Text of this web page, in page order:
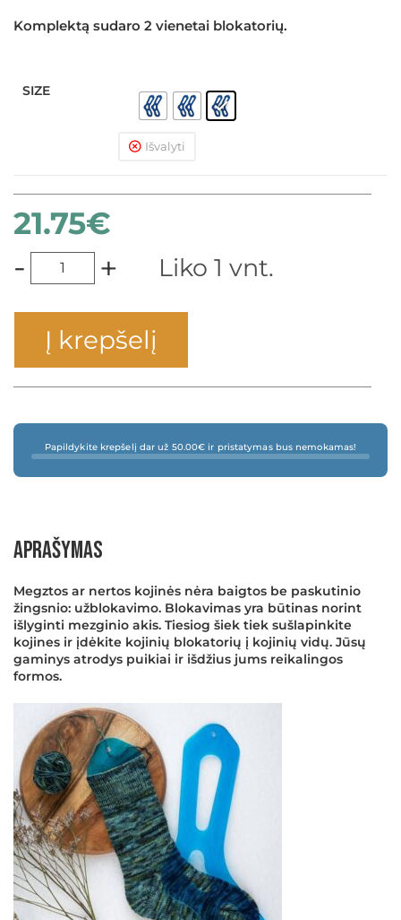
Komplektą sudaro 2 vienetai blokatorių.
SIZE
Išvalyti
21.75€
- + Liko 1 vnt.
Į krepšelį
Papildykite krepšelį dar už 50.00€ ir pristatymas bus nemokamas!
Aprašymas
Megztos ar nertos kojinės nėra baigtos be paskutinio
žingsnio: užblokavimo. Blokavimas yra būtinas norint
išlyginti mezginio akis. Tiesiog šiek tiek sušlapinkite
kojines ir įdėkite kojinių blokatorių į kojinių vidų. Jūsų
gaminys atrodys puikiai ir išdžius jums reikalingos
formos.